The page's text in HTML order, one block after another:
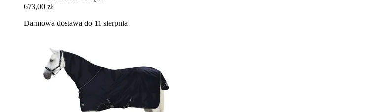
673,00 zł
Darmowa dostawa do 11 sierpnia